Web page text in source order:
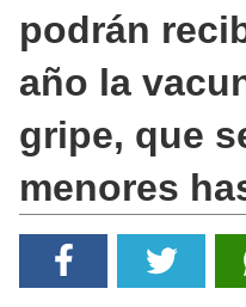
podrán
año la
gripe, que
menores